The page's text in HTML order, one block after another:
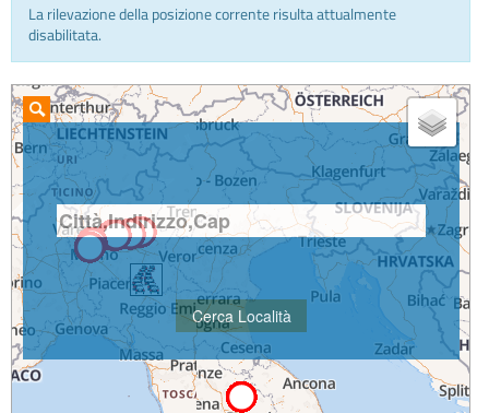
INFO E MEDIA
IN VIAGGIO
La rilevazione della posizione corrente risulta attualmente
disabilitata.